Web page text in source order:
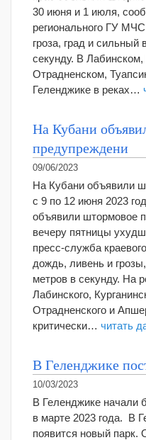
30 июня и 1 июля,
регионального ГУ
гроза, град и сильный
секунду. В
Отрадненском,
Геленджике в реках…
На Кубани
предупреждени
09/06/2023
На Кубани объявили
с 9 по 12 июня 2023
объявили штормовое
вечеру пятницы
пресс-служба
дождь, ливень и
метров в секунду. На
Лабинского,
Отрадненского и
критически… читать
В Геленджике
10/03/2023
В Геленджике начали
в марте 2023 года. В
появится новый парк.